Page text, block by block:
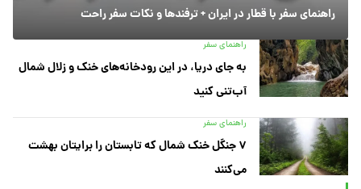
راهنمای سفر با قطار در ایران + ترفندها و نکات سفر راحت
راهنمای سفر
به جای دریا، در این رودخانه‌های خنک و زلال شمال
آب‌تنی کنید
راهنمای سفر
۷ جنگل خنک شمال که تابستان را برایتان بهشت
می‌کنند